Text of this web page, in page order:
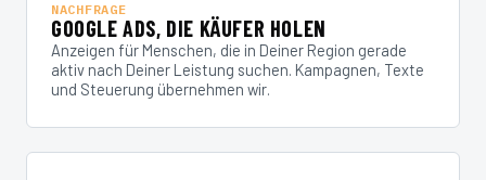
NACHFRAGE
GOOGLE ADS, DIE KÄUFER HOLEN
Anzeigen für Menschen, die in Deiner Region gerade
aktiv nach Deiner Leistung suchen. Kampagnen, Texte
und Steuerung übernehmen wir.